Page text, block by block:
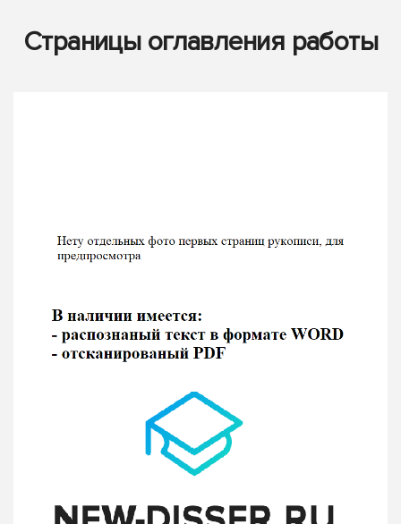
Страницы оглавления работы